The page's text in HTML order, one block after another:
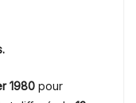
.
1980 pour